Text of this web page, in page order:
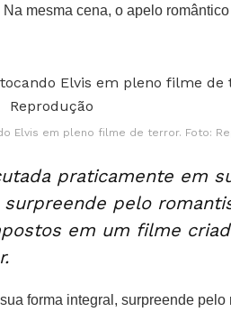
Na mesma cena, o apelo
Elvis em pleno filme de terror. Foto:
praticamente em
pelo
em um filme
forma integral, surpreende pelo